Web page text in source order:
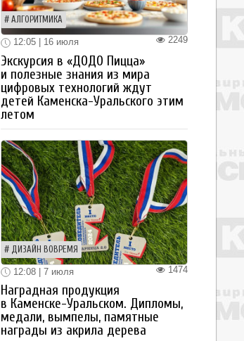
АЛГОРИТМИКА
2249
12:05 | 16 июля
Экскурсия в «ДОДО Пицца»
и полезные знания из мира
цифровых технологий ждут
детей Каменска-Уральского этим
летом
ДИЗАЙН ВОВРЕМЯ
1474
12:08 | 7 июля
Наградная продукция
в Каменске-Уральском. Дипломы,
медали, вымпелы, памятные
награды из акрила дерева